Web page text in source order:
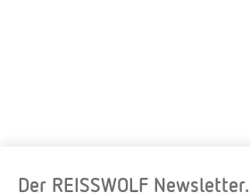
Der REISSWOLF Newsletter.